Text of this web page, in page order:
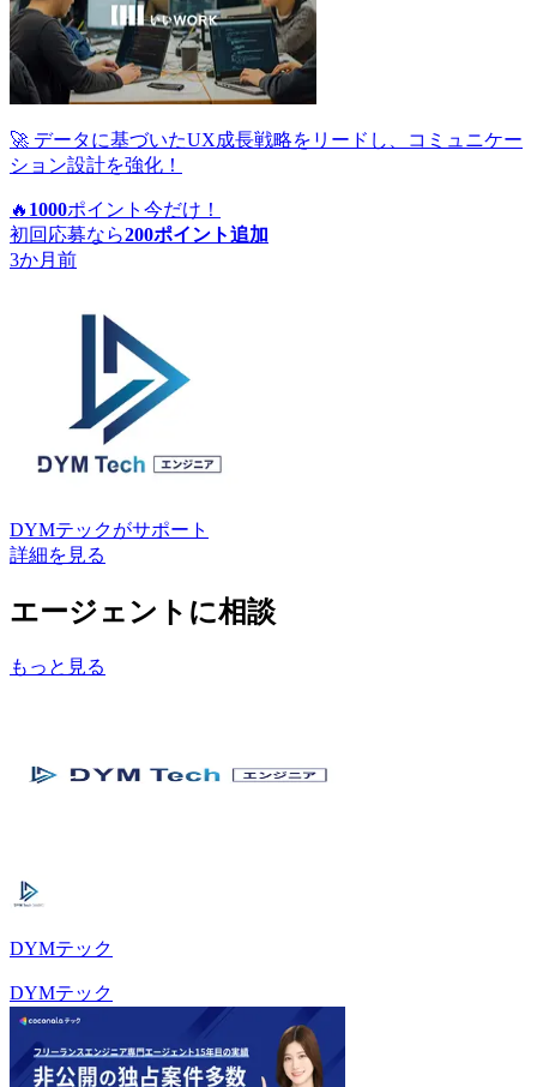
🚀 データに基づいたUX成長戦略をリードし、コミュニケー
ション設計を強化！
🔥 1000ポイント 今だけ！
初回応募なら200ポイント追加
3か月前
DYMテックがサポート
詳細を見る
エージェントに相談
もっと見る
DYMテック
DYMテック